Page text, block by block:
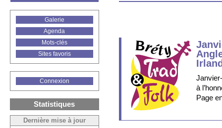
à
Page
Galerie
Agenda
Mots-clés
Sites favoris
Connexion
Statistiques
Dernière mise à jour